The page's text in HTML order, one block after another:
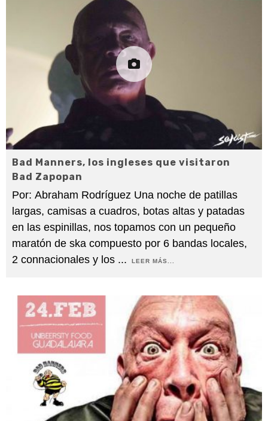
Bad Manners, los ingleses que visitaron
Bad Zapopan
Por: Abraham Rodríguez Una noche de patillas
largas, camisas a cuadros, botas altas y patadas
en las espinillas, nos topamos con un pequeño
maratón de ska compuesto por 6 bandas locales,
2 connacionales y los ... LEER MÁS...